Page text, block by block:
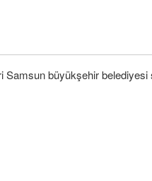
Samsun büyükşehir